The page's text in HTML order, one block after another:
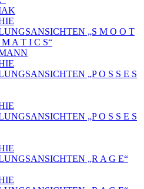
„S M O O T
A T I C S“
„P O S S E S
„P O S S E S
„R A G E“